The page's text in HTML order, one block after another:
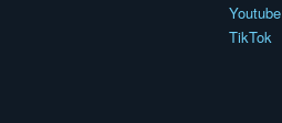
TikTok